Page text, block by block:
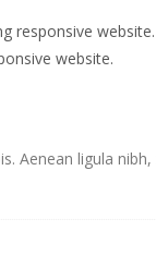
responsive website.
website.
Aenean ligula